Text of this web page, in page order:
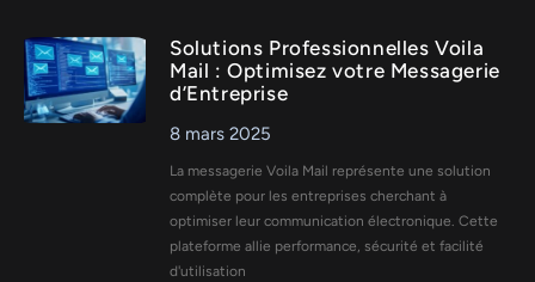
Solutions Professionnelles Voila
Mail : Optimisez votre Messagerie
d’Entreprise
8 mars 2025
La messagerie Voila Mail représente une solution
complète pour les entreprises cherchant à
optimiser leur communication électronique. Cette
plateforme allie performance, sécurité et facilité
d'utilisation